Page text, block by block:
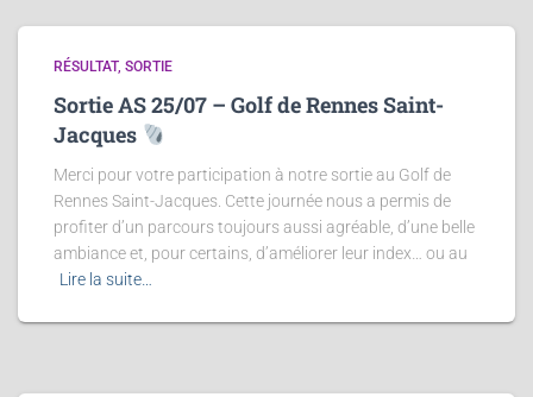
RÉSULTAT SORTIE
Sortie AS 25/07 – Golf de Rennes Saint-
Jacques
Merci pour votre participation à notre sortie au Golf de
Rennes Saint-Jacques. Cette journée nous a permis de
profiter d’un parcours toujours aussi agréable, d’une belle
ambiance et, pour certains, d’améliorer leur index… ou au
Lire la suite…